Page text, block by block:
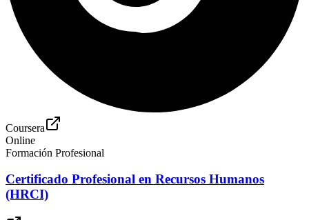
Coursera
Online
Formación Profesional
Certificado Profesional en Recursos Humanos
(HRCI)